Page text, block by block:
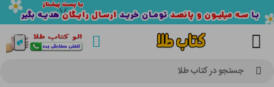
جستجو در کتاب طلا